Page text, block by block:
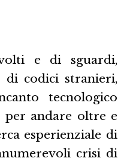
e di sguardi,
di codici stranieri,
tecnologico
per andare oltre e
esperienziale di
crisi di